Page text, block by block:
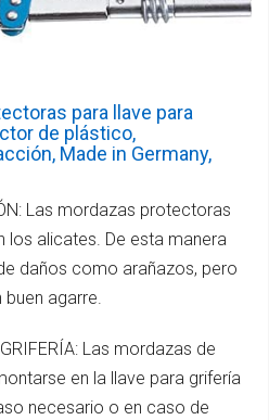
para llave para
de plástico,
Made in Germany,
Las mordazas protectoras
los alicates. De esta manera
daños como arañazos, pero
agarre.
GRIFERÍA: Las mordazas de
en la llave para grifería
necesario o en caso de